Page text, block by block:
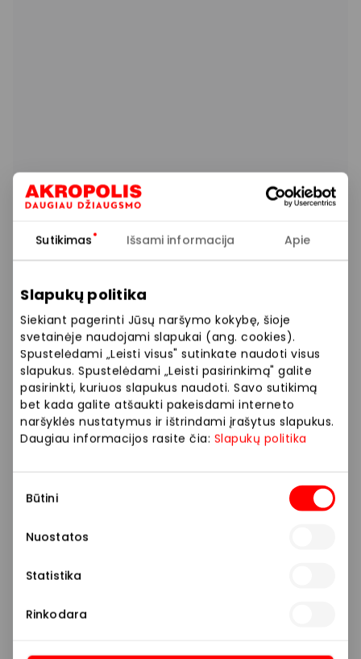
Sutikimas Išsami informacija Apie
Slapukų politika
Siekiant pagerinti Jūsų naršymo kokybę, šioje
svetainėje naudojami slapukai (ang. cookies).
Spustelėdami „Leisti visus" sutinkate naudoti visus
slapukus. Spustelėdami „Leisti pasirinkimą" galite
pasirinkti, kuriuos slapukus naudoti. Savo sutikimą
bet kada galite atšaukti pakeisdami interneto
naršyklės nustatymus ir ištrindami įrašytus slapukus.
Daugiau informacijos rasite čia: Slapukų politika
pasirinkimas
Būtini
Nuostatos
Statistika
Rinkodara